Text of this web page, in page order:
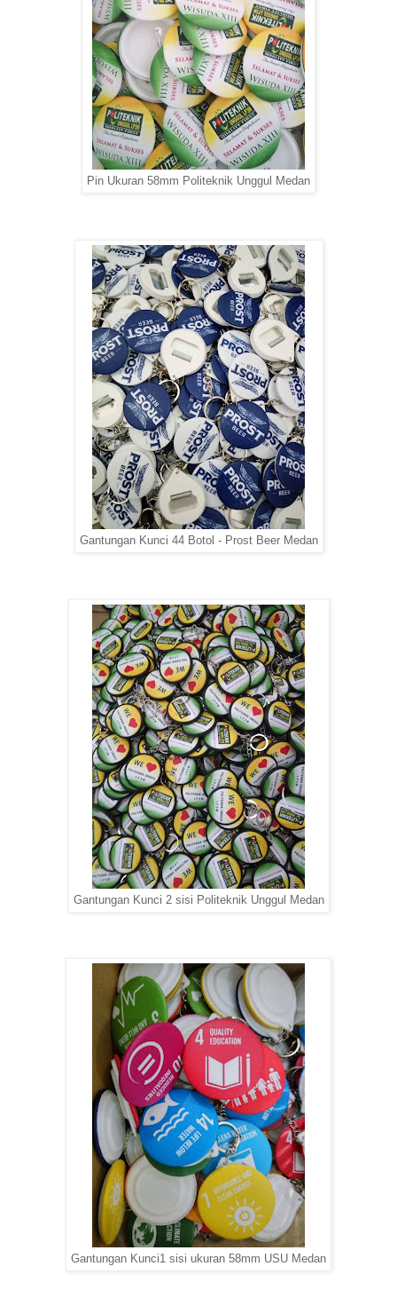
Pin Ukuran 58mm Politeknik Unggul Medan
Gantungan Kunci 44 Botol - Prost Beer Medan
Gantungan Kunci 2 sisi Politeknik Unggul Medan
Gantungan Kunci1 sisi ukuran 58mm USU Medan